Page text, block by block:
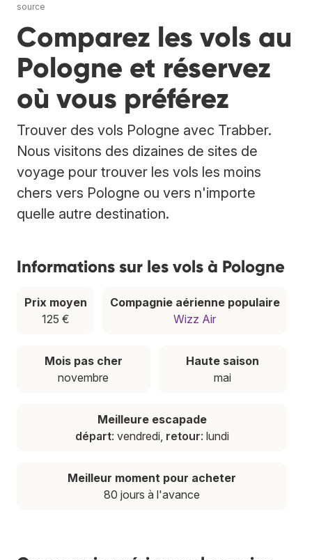
source
Comparez les vols au
Pologne et réservez
où vous préférez
Trouver des vols Pologne avec Trabber.
Nous visitons des dizaines de sites de
voyage pour trouver les vols les moins
chers vers Pologne ou vers n'importe
quelle autre destination.
Informations sur les vols à Pologne
Prix moyen
125 €
Compagnie aérienne populaire
Wizz Air
Mois pas cher
novembre
Haute saison
mai
Meilleure escapade
départ: vendredi, retour: lundi
Meilleur moment pour acheter
80 jours à l'avance